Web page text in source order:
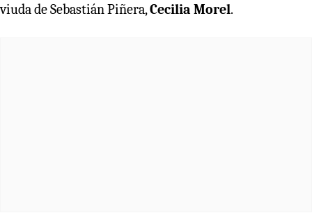
viuda de Sebastián Piñera,Cecilia Morel.